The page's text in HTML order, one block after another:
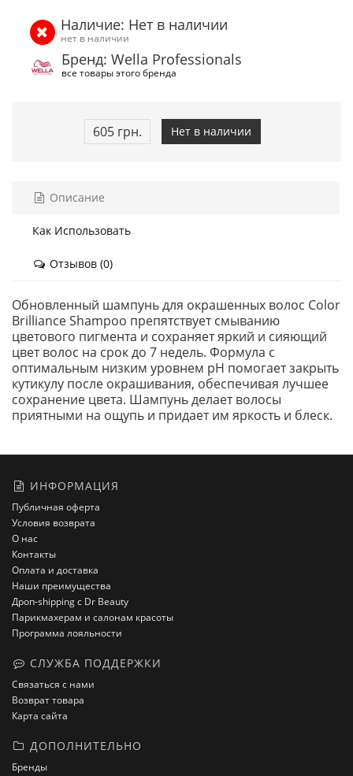
Наличие: Нет в наличии
нет в наличии
Бренд: Wella Professionals
все товары этого бренда
605 грн. Нет в наличии
Описание
Как Использовать
Отзывов (0)
Обновленный шампунь для окрашенных волос Color
Brilliance Shampoo препятствует смыванию
цветового пигмента и сохраняет яркий и сияющий
цвет волос на срок до 7 недель. Формула с
оптимальным низким уровнем рН помогает закрыть
кутикулу после окрашивания, обеспечивая лучшее
сохранение цвета. Шампунь делает волосы
приятными на ощупь и придает им яркость и блеск.
ИНФОРМАЦИЯ
Публичная оферта
Условия возврата
О нас
Контакты
Оплата и доставка
Наши преимущества
Дроп-shipping с Dr Beauty
Парикмахерам и салонам красоты
Программа лояльности
СЛУЖБА ПОДДЕРЖКИ
Связаться с нами
Возврат товара
Карта сайта
ДОПОЛНИТЕЛЬНО
Бренды